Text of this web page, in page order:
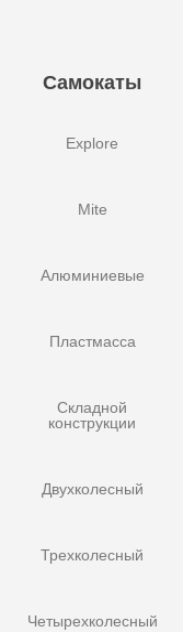
Самокаты
Explore
Mite
Алюминиевые
Пластмасса
Складной
конструкции
Двухколесный
Трехколесный
Четырехколесный